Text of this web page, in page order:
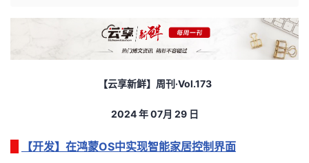
主
的
我
【云享新鲜】周刊 ·Vol.173
2024 年07月 29 日
【开发】在鸿蒙OS中实现智能家居控制界面